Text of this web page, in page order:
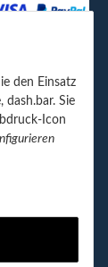
den Einsatz
dash.bar. Sie
Icon